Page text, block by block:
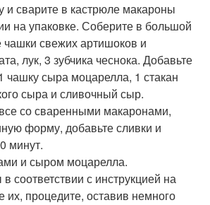
и сварите в кастрюле макароны
на упаковке. Соберите в большой
чашки свежих артишоков и
лук, 3 зубчика чеснока. Добавьте
чашку сыра моцарелла, 1 стакан
сыра и сливочный сыр.
со сваренными макаронами,
форму, добавьте сливки и
минут.
и сыром моцарелла.
соответствии с инструкцией на
их, процедите, оставив немного